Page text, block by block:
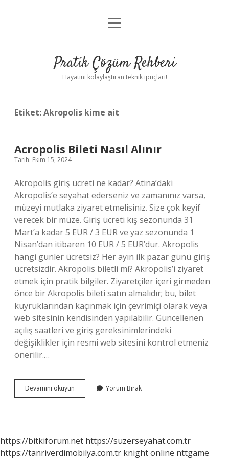
Anasayfa
Yasal Uyarı
menüyü
Pratik Çözüm Rehberi
Hayatını kolaylaştıran teknik ipuçları!
Etiket:Akropolis kime ait
Acropolis Bileti Nasıl Alınır
Tarih: Ekim 15, 2024
Akropolis giriş ücreti ne kadar? Atina’daki
Akropolis’e seyahat ederseniz ve zamanınız varsa,
müzeyi mutlaka ziyaret etmelisiniz. Size çok keyif
verecek bir müze. Giriş ücreti kış sezonunda 31
Mart’a kadar 5 EUR / 3 EUR ve yaz sezonunda 1
Nisan’dan itibaren 10 EUR / 5 EUR’dur. Akropolis
hangi günler ücretsiz? Her ayın ilk pazar günü giriş
ücretsizdir. Akropolis biletli mi? Akropolis’i ziyaret
etmek için pratik bilgiler. Ziyaretçiler içeri girmeden
önce bir Akropolis bileti satın almalıdır; bu, bilet
kuyruklarından kaçınmak için çevrimiçi olarak veya
web sitesinin kendisinden yapılabilir. Güncellenen
açılış saatleri ve giriş gereksinimlerindeki
değişiklikler için resmi web sitesini kontrol etmeniz
önerilir.…
Devamını okuyun Acropolis
Bileti
Yorum Bırak
https://bitkiforum.net https://suzerseyahat.com.tr
https://tanriverdimobilya.com.tr knight online nttgame